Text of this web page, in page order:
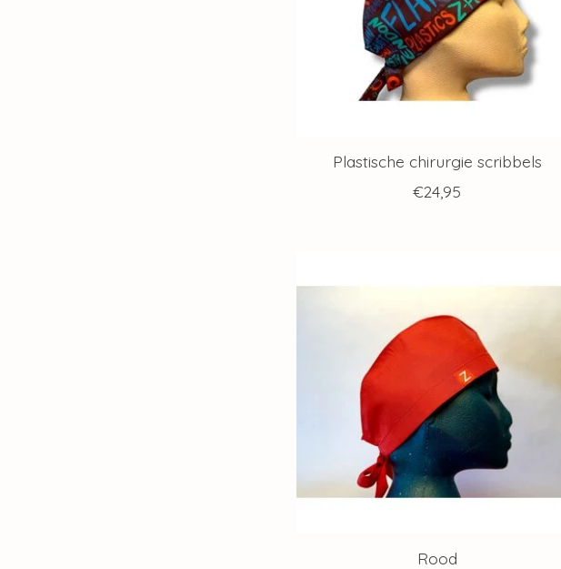
Plastische chirurgie scribbels
€24,95
Rood